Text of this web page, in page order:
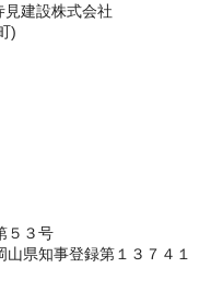
見建設株式会社
)
５３号
県知事登録第１３７４１